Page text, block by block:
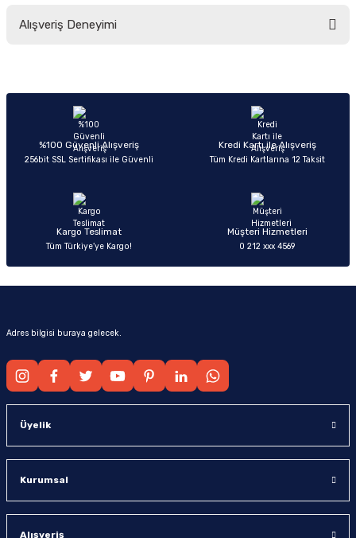
yetersiz gördüğünüz noktaları öneri formunu kullanarak tarafımıza
Ürün açıklamasında eksik bilgiler bulunuyor.
Ürün bilgilerinde hatalar bulunuyor.
Ürün fiyatı diğer sitelerden daha pahalı.
Alışveriş Deneyimi
Sitemize ilk yorumu siz yapın!
%100 Güvenli Alışveriş
256bit SSL Sertifikası ile Güvenli
Kredi Kartı ile Alışveriş
Tüm Kredi Kartlarına 12 Taksit
Kargo Teslimat
Tüm Türkiye’ye Kargo!
Müşteri Hizmetleri
0 212 xxx 4569
Adres bilgisi buraya gelecek.
Üyelik
Kurumsal
Alışveriş